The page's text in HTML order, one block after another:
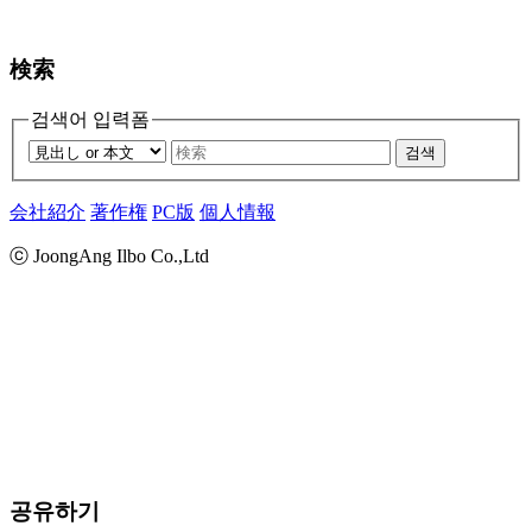
検索
검색어 입력폼
검색
会社紹介 著作権 PC版 個人情報
ⓒ JoongAng Ilbo Co.,Ltd
공유하기